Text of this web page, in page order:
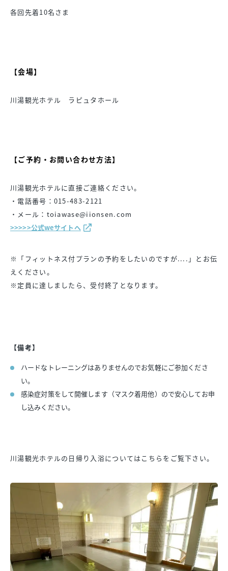
各回先着10名さま
【会場】
川湯観光ホテル ラピュタホール
【ご予約・お問い合わせ方法】
川湯観光ホテルに直接ご連絡ください。
・電話番号：015-483-2121
・メール：toiawase@iionsen.com
>>>>>公式weサイトへ
※「フィットネス付プランの予約をしたいのですが....」とお伝
えください。
※定員に達しましたら、受付終了となります。
【備考】
ハードなトレーニングはありませんのでお気軽にご参加くださ
い。
感染症対策をして開催します（マスク着用他）ので安心してお申
し込みください。
川湯観光ホテルの日帰り入浴についてはこちらをご覧下さい。